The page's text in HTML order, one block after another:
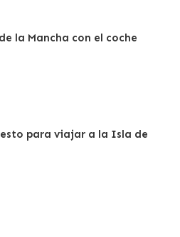
la Mancha con el coche
para viajar a la Isla de